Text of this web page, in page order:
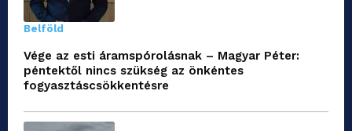
Belföld
Vége az esti áramspórolásnak – Magyar Péter:
péntektől nincs szükség az önkéntes
fogyasztáscsökkentésre